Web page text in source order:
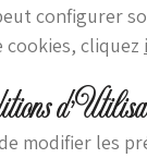
configurer
cliquez
modifier les